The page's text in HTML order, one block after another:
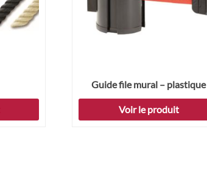
Guide file mural – plastique
Voir le produit